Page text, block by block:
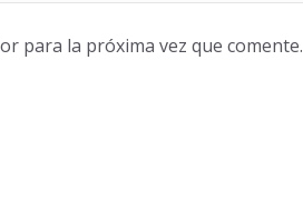
para la próxima vez que comente.